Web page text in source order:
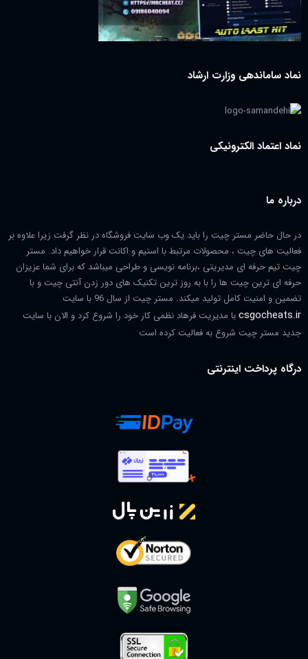
نماد ساماندهی وزارت ارشاد
نماد اعتماد الکترونیکی
درباره ما
در حال حاضر مستر چیت را باید یک وب سایت فروشگاه در نظر گرفت زیرا علاوه بر
فعالیت های چیت ، محصولات مرتبط با استیم و اکانت قرار خواهیم داد. مستر
چیت تیم حرفه ای مدیریتی ،برنامه نویسی و طراحی میباشد که برای شما عزیزان
حرفه ای ترین چیت ها را با به روز ترین تکنیک های دور زدن آنتی چیت و با
تضمین و امنیت کامل تولید میکند. مستر چیت از سال 96 با سایت
csgocheats.irبا مدیریت فرهاد نظمی کار خود را شروع کرد و الان با سایت
جدید مستر چیت شروع به فعالیت کرده است
درگاه پرداخت اینترنتی